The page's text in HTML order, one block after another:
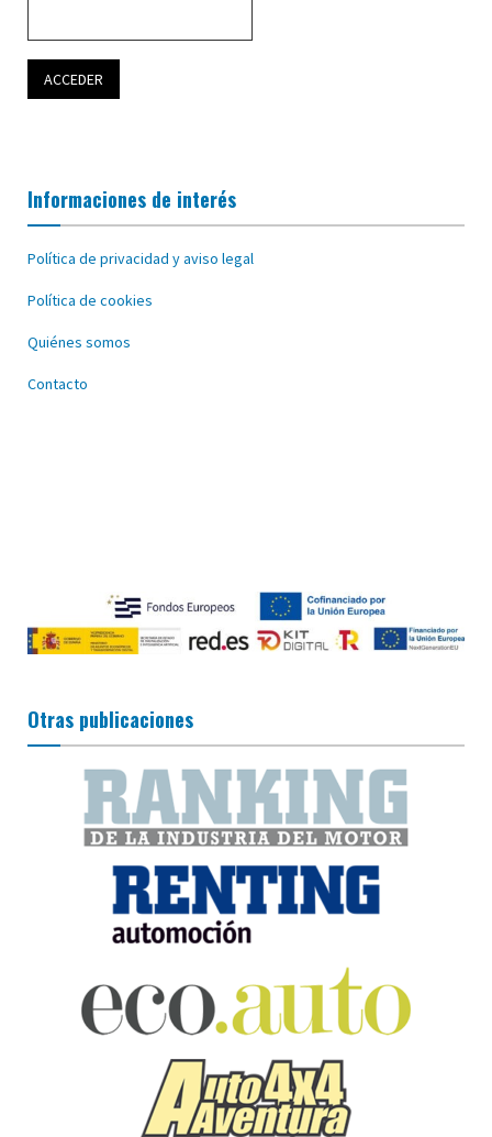
Informaciones de interés
Política de privacidad y aviso legal
Política de cookies
Quiénes somos
Contacto
Otras publicaciones